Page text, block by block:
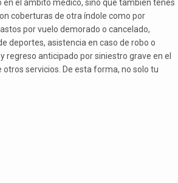
en el ámbito médico, sino que también tenés
coberturas de otra índole como por
por vuelo demorado o cancelado,
deportes, asistencia en caso de robo o
regreso anticipado por siniestro grave en el
servicios. De esta forma, no solo tu